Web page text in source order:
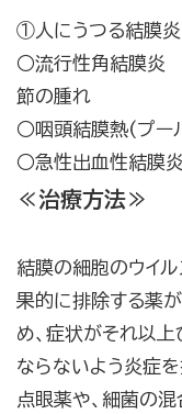
①人にうつる結膜
○流行性角結膜
節の腫れ
○咽頭結膜熱(プー
○急性出血性結
≪治療方法≫
結膜の細胞のウイ
果的に排除する薬
め、症状がそれ以上
ならないよう炎症
点眼薬や、細菌の